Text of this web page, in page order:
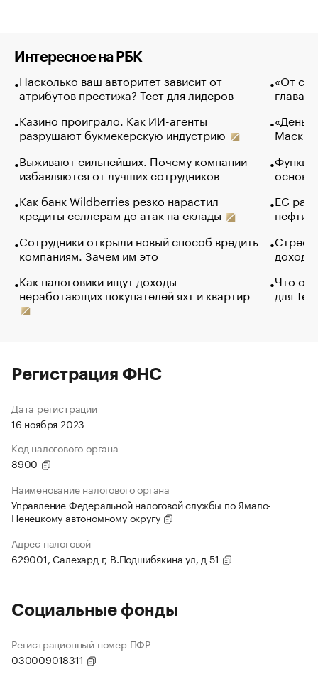
Интересное на РБК
Насколько ваш авторитет зависит от
атрибутов престижа? Тест для лидеров
Казино проиграло. Как ИИ-агенты
разрушают букмекерскую индустрию
Выживают сильнейших. Почему компании
избавляются от лучших сотрудников
Как банк Wildberries резко нарастил
кредиты селлерам до атак на склады
Сотрудники открыли новый способ вредить
компаниям. Зачем им это
Как налоговики ищут доходы
неработающих покупателей яхт и квартир
«От
глава
Маск в
основ
ЕС
нефти
Что
для
Регистрация ФНС
Дата регистрации
16 ноября 2023
Код налогового органа
8900
Наименование налогового органа
Управление Федеральной налоговой службы по Ямало-
Ненецкому автономному округу
Адрес налоговой
629001, Салехард г, В.Подшибякина ул, д 51
Социальные фонды
Регистрационный номер ПФР
030009018311